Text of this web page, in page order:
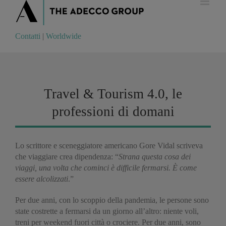
Contatti Worldwide
Contatti | Worldwide
Travel & Tourism 4.0, le
professioni di domani
Lo scrittore e sceneggiatore americano Gore Vidal scriveva
che viaggiare crea dipendenza: “Strana questa cosa dei
viaggi, una volta che cominci è difficile fermarsi. È come
essere alcolizzati.”
Per due anni, con lo scoppio della pandemia, le persone sono
state costrette a fermarsi da un giorno all’altro: niente voli,
treni per weekend fuori città o crociere. Per due anni, sono